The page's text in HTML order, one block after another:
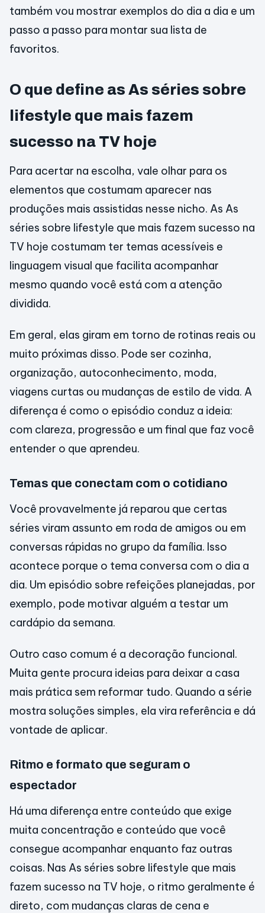
também vou mostrar exemplos do dia a dia e um
passo a passo para montar sua lista de
favoritos.
O que define as As séries sobre
lifestyle que mais fazem
sucesso na TV hoje
Para acertar na escolha, vale olhar para os
elementos que costumam aparecer nas
produções mais assistidas nesse nicho. As As
séries sobre lifestyle que mais fazem sucesso na
TV hoje costumam ter temas acessíveis e
linguagem visual que facilita acompanhar
mesmo quando você está com a atenção
dividida.
Em geral, elas giram em torno de rotinas reais ou
muito próximas disso. Pode ser cozinha,
organização, autoconhecimento, moda,
viagens curtas ou mudanças de estilo de vida. A
diferença é como o episódio conduz a ideia:
com clareza, progressão e um final que faz você
entender o que aprendeu.
Temas que conectam com o cotidiano
Você provavelmente já reparou que certas
séries viram assunto em roda de amigos ou em
conversas rápidas no grupo da família. Isso
acontece porque o tema conversa com o dia a
dia. Um episódio sobre refeições planejadas, por
exemplo, pode motivar alguém a testar um
cardápio da semana.
Outro caso comum é a decoração funcional.
Muita gente procura ideias para deixar a casa
mais prática sem reformar tudo. Quando a série
mostra soluções simples, ela vira referência e dá
vontade de aplicar.
Ritmo e formato que seguram o
espectador
Há uma diferença entre conteúdo que exige
muita concentração e conteúdo que você
consegue acompanhar enquanto faz outras
coisas. Nas As séries sobre lifestyle que mais
fazem sucesso na TV hoje, o ritmo geralmente é
direto, com mudanças claras de cena e